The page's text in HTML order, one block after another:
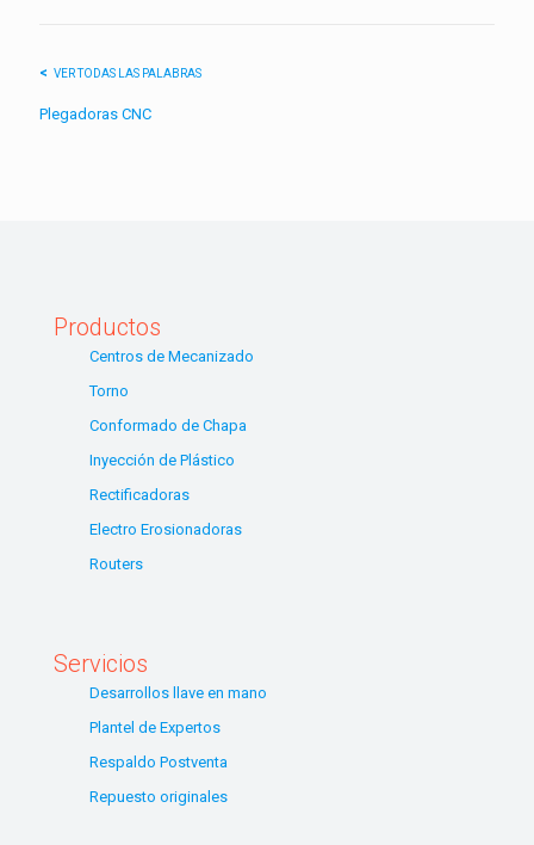
VER TODAS LAS PALABRAS
Plegadoras CNC
Productos
Centros de Mecanizado
Torno
Conformado de Chapa
Inyección de Plástico
Rectificadoras
Electro Erosionadoras
Routers
Servicios
Desarrollos llave en mano
Plantel de Expertos
Respaldo Postventa
Repuesto originales